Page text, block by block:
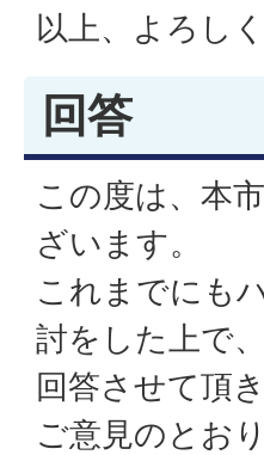
以上、よろし
回答
この度は、本
ざいます。
これまでにも
討をした上で
回答させて頂き
ご意見のとお